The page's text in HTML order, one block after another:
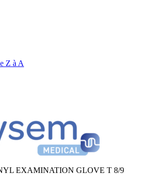
Z à A
EXAMINATION GLOVE T 8/9